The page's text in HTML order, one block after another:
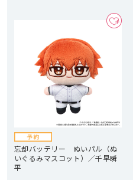
忘却バッテリー ぬいパル（ぬ
いぐるみマスコット）／千早瞬
平